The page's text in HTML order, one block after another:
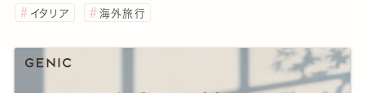
イタリア 海外旅行